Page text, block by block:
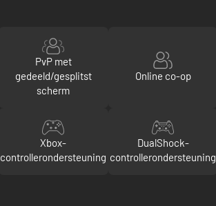
PvP met
gedeeld/gesplitst
scherm
Online co-op
Xbox-
controllerondersteuning
DualShock-
controllerondersteuning